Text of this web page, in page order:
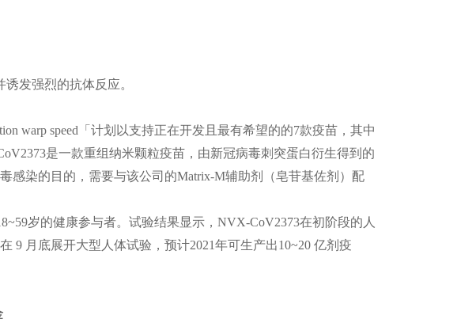
发强烈的抗体反应。
warp speed「计划以支持正在开发且最有希望的的7款疫苗，其中
是一款重组纳米颗粒疫苗，由新冠病毒刺突蛋白衍生得到的
感染的目的，需要与该公司的Matrix-M辅助剂（皂苷基佐剂）配
岁的健康参与者。试验结果显示，NVX-CoV2373在初阶段的人
9 月底展开大型人体试验，预计2021年可生产出10~20 亿剂疫